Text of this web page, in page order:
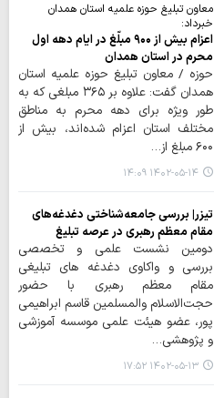
معاون تبلیغ حوزه علمیه استان همدان
خبرداد:
اعزام بیش از ۹۰۰ مبلّغ در ایام دهه اول
محرم در استان همدان
حوزه / معاون تبلیغ حوزه علمیه استان
همدان گفت: علاوه بر ۳۶۵ مبلغی که به‌
طور ویژه برای دهه محرم به مناطق
مختلف استان اعزام شده‌اند، بیش از
۶۰۰ مبلغ از…
۱۴۰۲-۰۵-۱۴ ۱۴:۰۹
تیزر| بررسی جامعه‌شناختی دغدغه‌های
مقام معظم رهبری در عرصه تبلیغ
دومین نشست علمی و تخصصی
بررسی و واکاوی دغدغه های تبلیغی
مقام معظم رهبری با حضور
حجت‌الاسلام والمسلمین قاسم ابراهیمی
پور، عضو هیئت علمی موسسه آموزشی
و پژوهشی…
۱۴۰۲-۰۵-۱۳ ۱۷:۵۲